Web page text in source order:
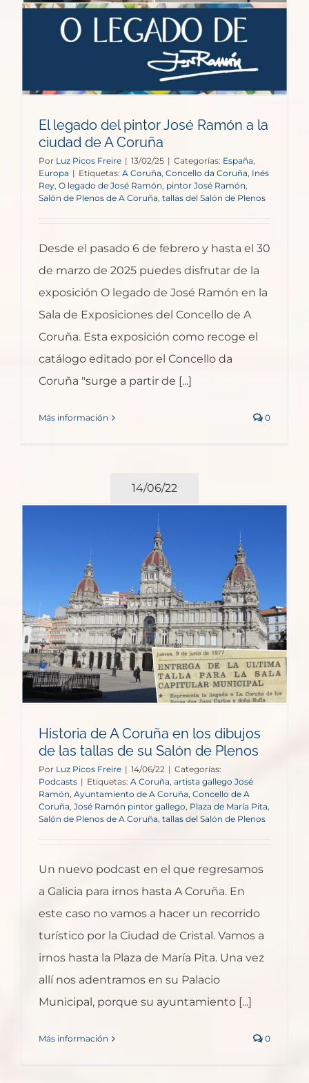
El legado del pintor José Ramón a la
ciudad de A Coruña
Por Luz Picos Freire | 13/02/25 | Categorías: España,
Europa | Etiquetas: A Coruña, Concello da Coruña, Inés
Rey, O legado de José Ramón, pintor José Ramón,
Salón de Plenos de A Coruña, tallas del Salón de Plenos
Desde el pasado 6 de febrero y hasta el 30
de marzo de 2025 puedes disfrutar de la
exposición O legado de José Ramón en la
Sala de Exposiciones del Concello de A
Coruña. Esta exposición como recoge el
catálogo editado por el Concello da
Coruña "surge a partir de [...]
Más información 0
14/06/22
Historia de A Coruña en los dibujos
de las tallas de su Salón de Plenos
Por Luz Picos Freire | 14/06/22 | Categorías:
Podcasts | Etiquetas: A Coruña, artista gallego José
Ramón, Ayuntamiento de A Coruña, Concello de A
Coruña, José Ramón pintor gallego, Plaza de María Pita,
Salón de Plenos de A Coruña, tallas del Salón de Plenos
Un nuevo podcast en el que regresamos
a Galicia para irnos hasta A Coruña. En
este caso no vamos a hacer un recorrido
turístico por la Ciudad de Cristal. Vamos a
irnos hasta la Plaza de María Pita. Una vez
allí nos adentramos en su Palacio
Municipal, porque su ayuntamiento [...]
Más información 0